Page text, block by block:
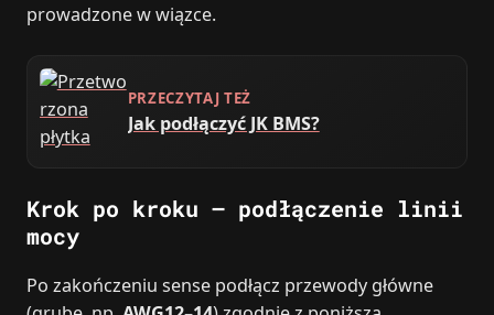
prowadzone w wiązce.
PRZECZYTAJ TEŻ
Jak podłączyć JK BMS?
Krok po kroku – podłączenie linii
mocy
Po zakończeniu sense podłącz przewody główne